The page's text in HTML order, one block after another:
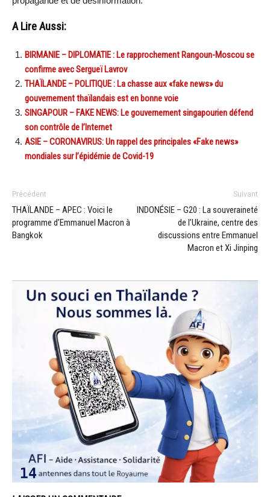
A Lire Aussi:
BIRMANIE – DIPLOMATIE : Le rapprochement Rangoun-Moscou se
confirme avec Sergueï Lavrov
THAÏLANDE – POLITIQUE : La chasse aux «fake news» du
gouvernement thaïlandais est en bonne voie
SINGAPOUR – FAKE NEWS: Le gouvernement singapourien défend
son contrôle de l’Internet
ASIE – CORONAVIRUS: Un rappel des principales «Fake news»
mondiales sur l’épidémie de Covid-19
Précédent
THAÏLANDE – APEC : Voici le
programme d’Emmanuel Macron à
Bangkok
Suivant
INDONÉSIE – G20 : La souveraineté
de l’Ukraine, centre des
discussions entre Emmanuel
Macron et Xi Jinping